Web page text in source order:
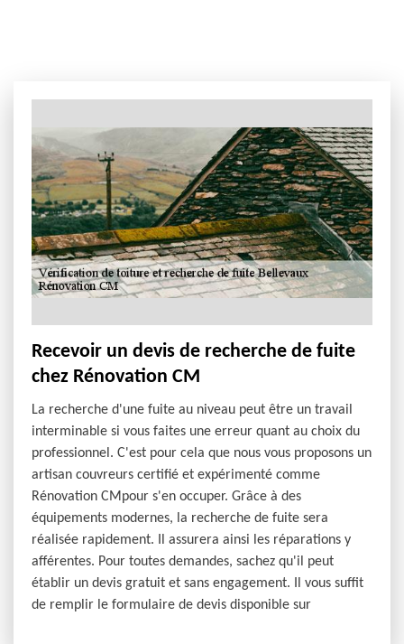
Recevoir un devis de recherche de fuite
chez Rénovation CM
La recherche d'une fuite au niveau peut être un travail
interminable si vous faites une erreur quant au choix du
professionnel. C'est pour cela que nous vous proposons un
artisan couvreurs certifié et expérimenté comme
Rénovation CMpour s'en occuper. Grâce à des
équipements modernes, la recherche de fuite sera
réalisée rapidement. Il assurera ainsi les réparations y
afférentes. Pour toutes demandes, sachez qu'il peut
établir un devis gratuit et sans engagement. Il vous suffit
de remplir le formulaire de devis disponible sur